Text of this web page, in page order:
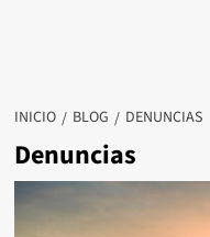
INICIO BLOG DENUNCIAS
Denuncias